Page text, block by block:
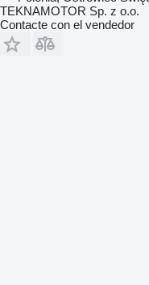
TEKNAMOTOR Sp. z o.o.
Contacte con el vendedor